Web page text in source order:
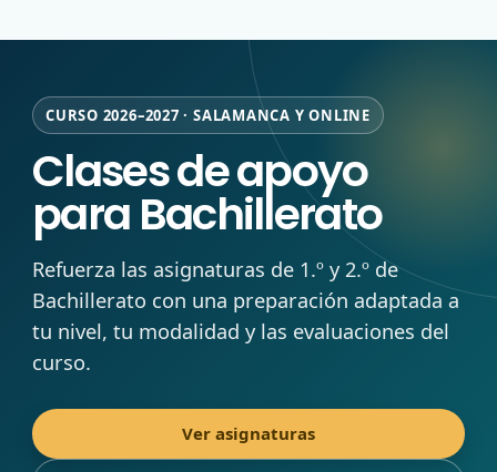
CURSO 2026–2027 · SALAMANCA Y ONLINE
Clases de apoyo
para Bachillerato
Refuerza las asignaturas de 1.º y 2.º de
Bachillerato con una preparación adaptada a
tu nivel, tu modalidad y las evaluaciones del
curso.
Ver asignaturas